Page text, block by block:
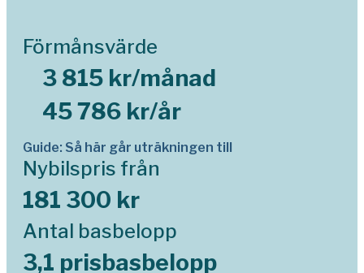
Förmånsvärde
3 815 kr/månad
45 786 kr/år
Guide: Så här går uträkningen till
Nybilspris från
181 300 kr
Antal basbelopp
3,1 prisbasbelopp